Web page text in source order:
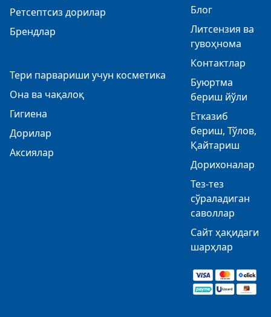
Ретсептсиз дорилар
Брендлар
Тери парвариши учун косметика
Она ва чақалоқ
Гигиена
Дорилар
Аксиялар
Блог
Литсензия ва
гувоҳнома
Контактлар
Буюртма
бериш йўли
Етказиб
бериш, Тўлов,
Қайтариш
Дорихоналар
Тез-тез
сўраладиган
саволлар
Сайт ҳақидаги
шарҳлар